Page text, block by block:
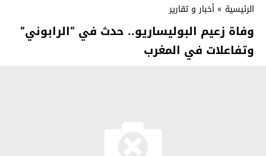
الرئيسية » أخبار و تقارير
وفاة زعيم البوليساريو.. حدث في “الرابوني”
وتفاعلات في المغرب